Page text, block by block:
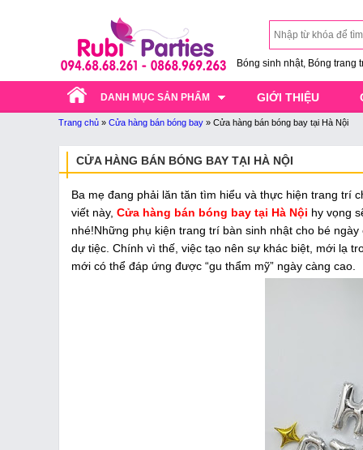
Bóng sinh nhật, Bóng trang
DANH MỤC SẢN PHẨM GIỚI THIỆU
Trang chủ » Cửa hàng bán bóng bay » Cửa hàng bán bóng bay tại Hà Nội
CỬA HÀNG BÁN BÓNG BAY TẠI HÀ NỘI
Ba mẹ đang phải lăn tăn tìm hiểu và thực hiện trang trí
viết này, Cửa hàng bán bóng bay tại Hà Nội hy vọng
nhé!Những phụ kiện trang trí bàn sinh nhật cho bé
dự tiệc. Chính vì thế, việc tạo nên sự khác biệt, mới lạ
mới có thể đáp ứng được “gu thẩm mỹ” ngày càng cao.